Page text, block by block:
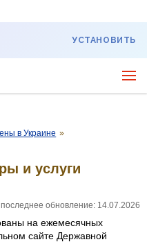
УСТАНОВИТЬ
в Украине »
и услуги
последнее обновление: 14.07.2026
на ежемесячных
сайте Державной